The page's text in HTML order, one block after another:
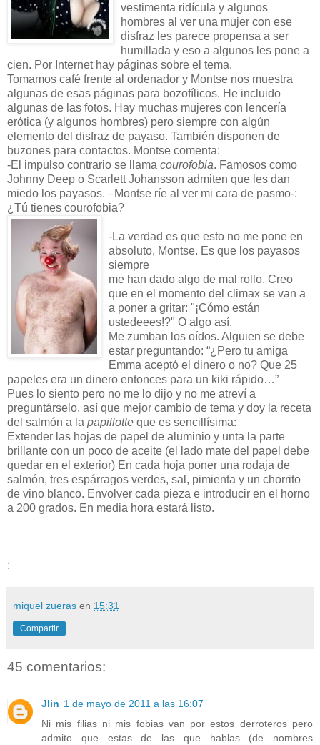
vestimenta ridícula y algunos
hombres al ver una mujer con ese
disfraz les parece propensa a ser
humillada y eso a algunos les pone a
cien. Por Internet hay páginas sobre el tema.
Tomamos café frente al ordenador y Montse nos muestra
algunas de esas páginas para bozofílicos. He incluido
algunas de las fotos. Hay muchas mujeres con lencería
erótica (y algunos hombres) pero siempre con algún
elemento del disfraz de payaso. También disponen de
buzones para contactos. Montse comenta:
-El impulso contrario se llama courofobia. Famosos como
Johnny Deep o Scarlett Johansson admiten que les dan
miedo los payasos. –Montse ríe al ver mi cara de pasmo-:
¿Tú tienes courofobia?
-La verdad es que esto no me pone en
absoluto, Montse. Es que los payasos
siempre
me han dado algo de mal rollo. Creo
que en el momento del climax se van a
a poner a gritar: "¡Cómo están
ustedeees!?" O algo así.
Me zumban los oídos. Alguien se debe
estar preguntando: “¿Pero tu amiga
Emma aceptó el dinero o no? Que 25
papeles era un dinero entonces para un kiki rápido…”
Pues lo siento pero no me lo dijo y no me atreví a
preguntárselo, así que mejor cambio de tema y doy la receta
del salmón a la papillotte que es sencillísima:
Extender las hojas de papel de aluminio y unta la parte
brillante con un poco de aceite (el lado mate del papel debe
quedar en el exterior) En cada hoja poner una rodaja de
salmón, tres espárragos verdes, sal, pimienta y un chorrito
de vino blanco. Envolver cada pieza e introducir en el horno
a 200 grados. En media hora estará listo.
:
miquel zueras en 15:31
Compartir
45 comentarios:
Jlin 1 de mayo de 2011 a las 16:07
Ni mis filias ni mis fobias van por estos derroteros pero
admito que estas de las que hablas (de nombres